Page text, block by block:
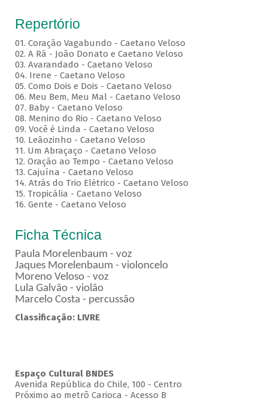
Repertório
01. Coração Vagabundo - Caetano Veloso
02. A Rã - João Donato e Caetano Veloso
03. Avarandado - Caetano Veloso
04. Irene - Caetano Veloso
05. Como Dois e Dois - Caetano Veloso
06. Meu Bem, Meu Mal - Caetano Veloso
07. Baby - Caetano Veloso
08. Menino do Rio - Caetano Veloso
09. Você é Linda - Caetano Veloso
10. Leãozinho - Caetano Veloso
11. Um Abraçaço - Caetano Veloso
12. Oração ao Tempo - Caetano Veloso
13. Cajuína - Caetano Veloso
14. Atrás do Trio Elétrico - Caetano Veloso
15. Tropicália - Caetano Veloso
16. Gente - Caetano Veloso
Ficha Técnica
Paula Morelenbaum - voz
Jaques Morelenbaum - violoncelo
Moreno Veloso - voz
Lula Galvão - violão
Marcelo Costa - percussão
Classificação: LIVRE
Espaço Cultural BNDES
Avenida República do Chile, 100 - Centro
Próximo ao metrô Carioca - Acesso B